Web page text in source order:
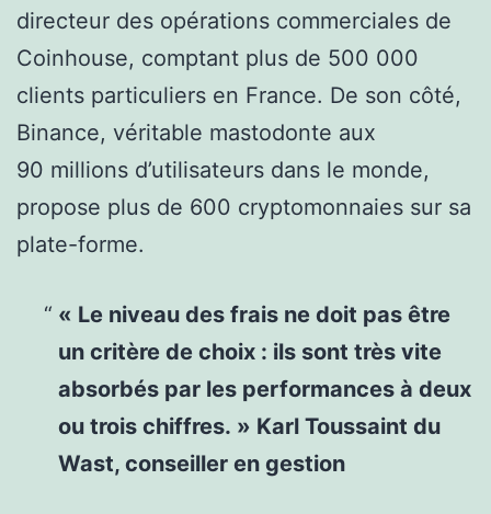
directeur des opérations commerciales de
Coinhouse, comptant plus de 500 000
clients particuliers en France. De son côté,
Binance, véritable mastodonte aux
90 millions d’utilisateurs dans le monde,
propose plus de 600 cryptomonnaies sur sa
plate-forme.
« Le niveau des frais ne doit pas être
un critère de choix : ils sont très vite
absorbés par les performances à deux
ou trois chiffres. » Karl Toussaint du
Wast, conseiller en gestion